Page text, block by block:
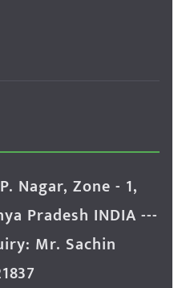
Nagar, Zone - 1,
Pradesh INDIA ---
Mr. Sachin